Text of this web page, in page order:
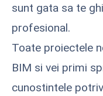
sunt gata sa te
profesional.
Toate proiectele
BIM si vei primi
cunostintele